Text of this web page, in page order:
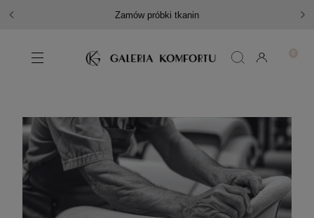
Zamów próbki tkanin